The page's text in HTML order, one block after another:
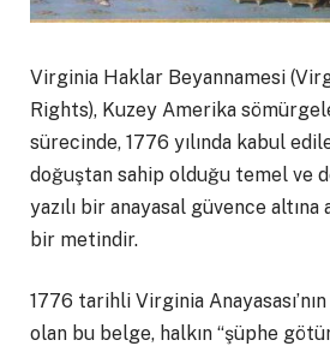
Virginia Haklar Beyannamesi
Rights), Kuzey Amerika
sürecinde, 1776 yılında kabul
doğuştan sahip olduğu temel ve
yazılı bir anayasal güvence
bir metindir.
1776 tarihli Virginia
olan bu belge, halkın “şüphe